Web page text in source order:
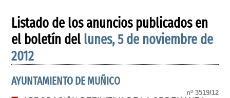
Listado de los anuncios publicados en
el boletín del lunes, 5 de noviembre de
2012
AYUNTAMIENTO DE MUÑICO
nº 3519/12